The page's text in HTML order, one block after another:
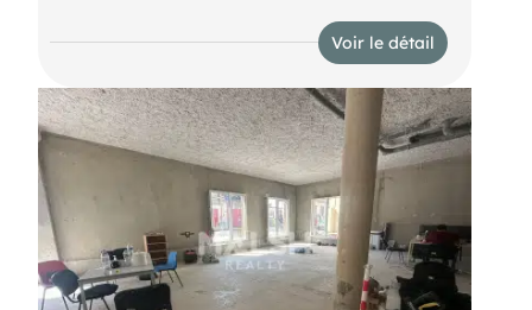
Voir le détail